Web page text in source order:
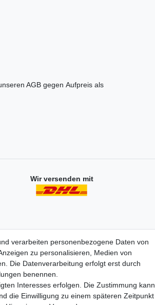
AGB gegen Aufpreis als
Wir versenden mit
verarbeiten personenbezogene Daten von
zu personalisieren, Medien von
Die Datenverarbeitung erfolgt erst durch
benennen.
Interesses erfolgen. Die Zustimmung kann
die Einwilligung zu einem späteren Zeitpunkt